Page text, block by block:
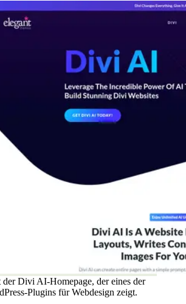
der Divi AI-Homepage, der eines der
Plugins für Webdesign zeigt.